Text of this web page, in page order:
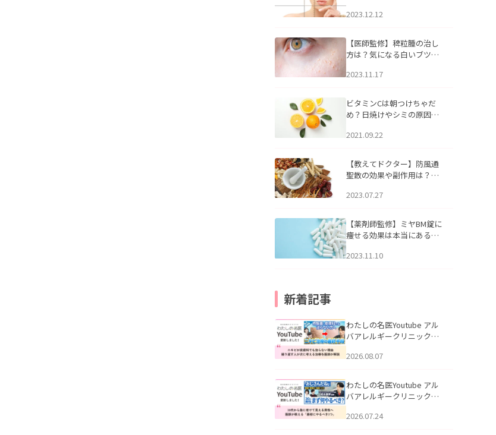
2023.12.12
【医師監修】稗粒腫の治し
方は？気になる白いブツブ
アについて
2023.11.17
ビタミンCは朝つけちゃだ
め？日焼けやシミの原因に
2021.09.22
【教えてドクター】防風通
聖散の効果や副作用は？長
2023.07.27
【薬剤師監修】ミヤBM錠に
痩せる効果は本当にある
2023.11.10
新着記事
わたしの名医Youtube アル
バアレルギークリニック札
らない理由｜繰り返す人が
説」を公開いたしました。
2026.08.07
わたしの名医Youtube アル
バアレルギークリニック札
える男性へ｜医師が教える
2026.07.24